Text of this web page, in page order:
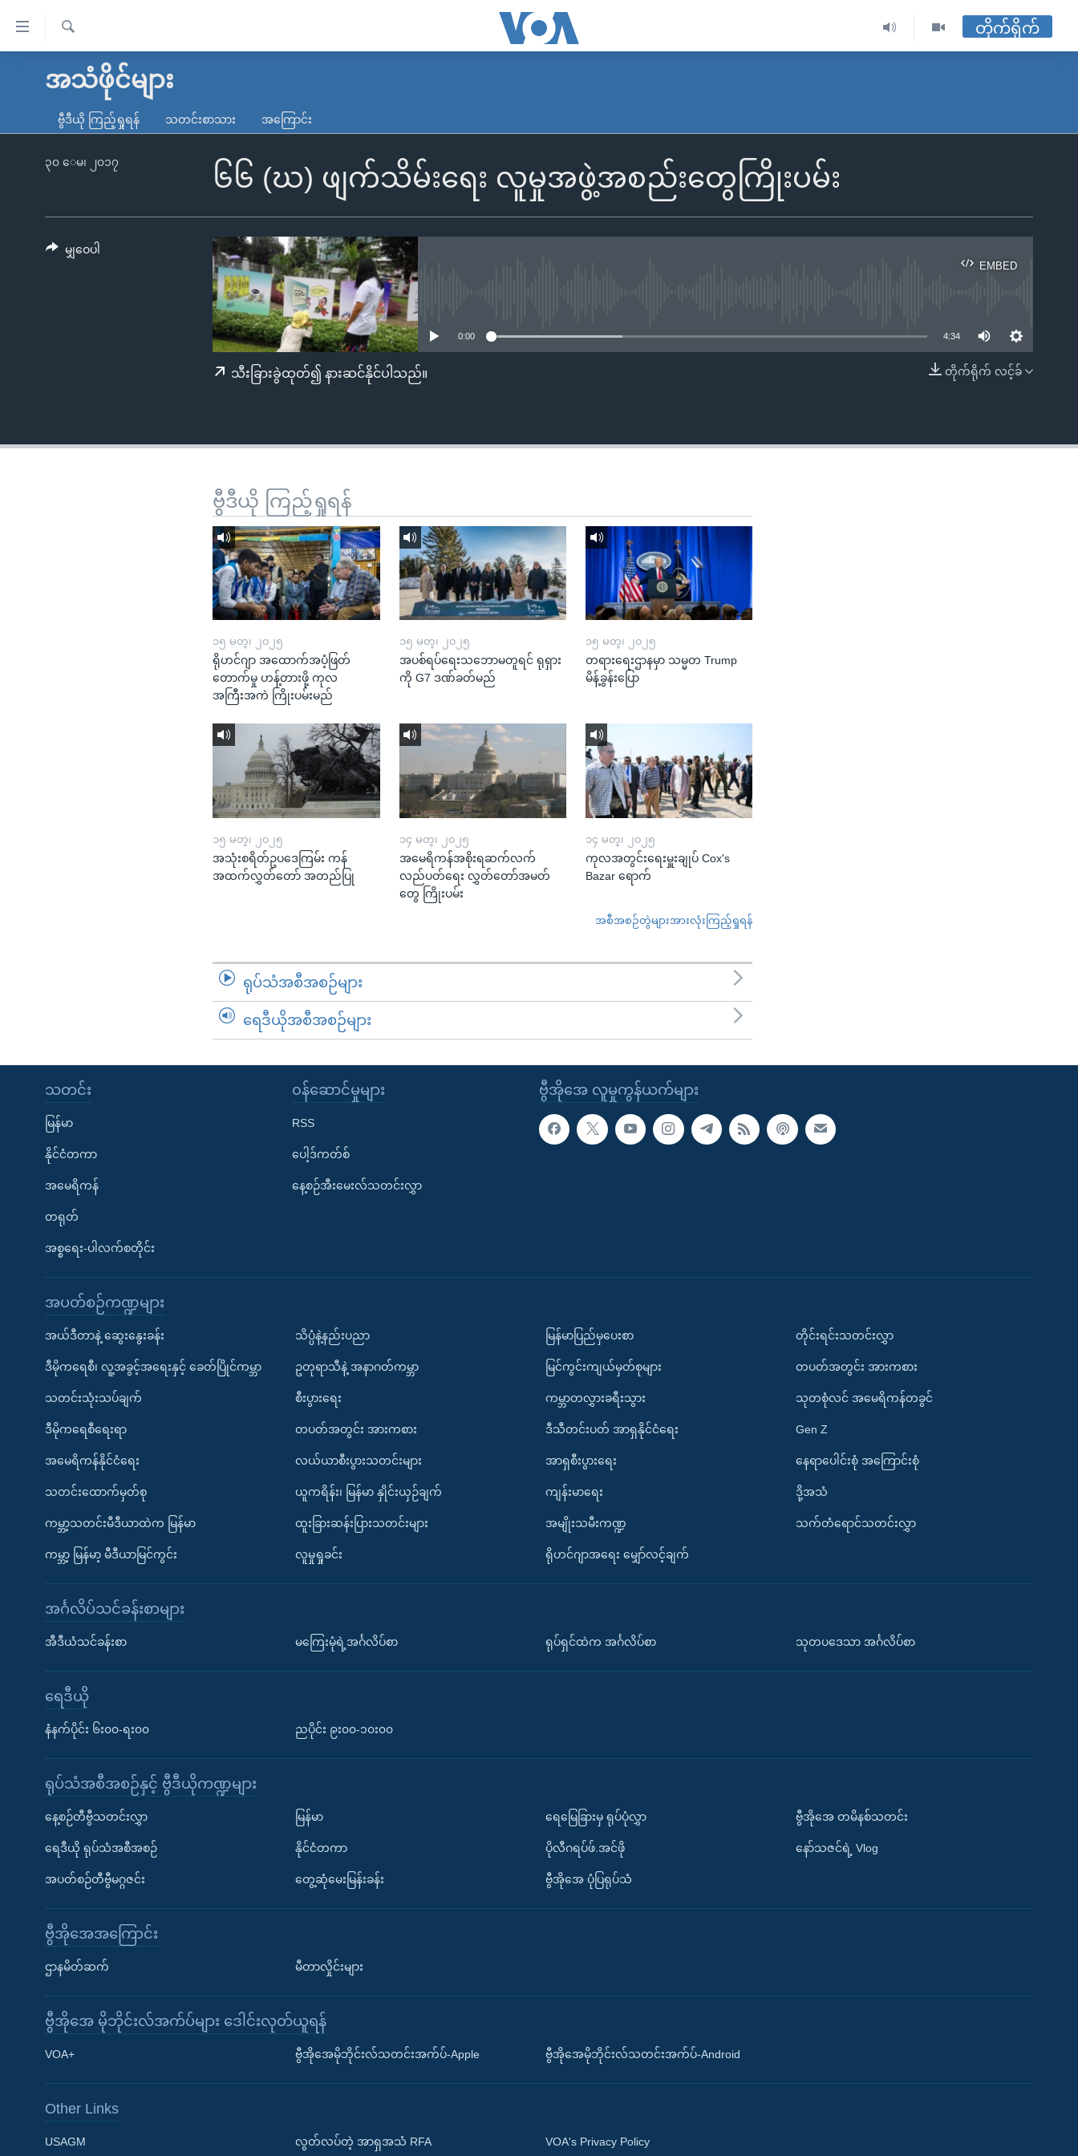
လွယ်ကူ
သည့်
ကျော်
မူလစာမျက်နှာ
ကမ္ဘာ့သတင်းများ
နိုင်ငံတကာ
တရုတ်
အစ္စရေး-ပါလက်စတိုင်း
ရပ်ဝန်းတခု လမ်းတခု အလွန်
အင်္ဂလိပ်စာလေ့လာမယ်
Learning English
ရ
တိုက်ရိုက်
အသံဖိုင်များ
ဗွီဒီယို ကြည့်ရှုရန် သတင်းစာသား အကြောင်း
၆၆ (ဃ) ဖျက်သိမ်းရေး လူမှုအဖွဲ့အစည်းတွေကြိုးပမ်း
၃၀ ေမ၊ ၂၀၁၇
EMBED
EMBED
0:00 4:34
တိုက်ရိုက် လင့်ခ်
သီးခြားခွဲထုတ်၍ နားဆင်နိုင်ပါသည်။
မျှဝေပါ
ဗွီဒီယို ကြည့်ရှုရန်
၁၅ မတ္၊ ၂၀၂၅
ရိုဟင်ဂျာ အထောက်အပံ့ဖြတ်
တောက်မှု ဟန့်တားဖို့ ကုလ
အကြီးအကဲ ကြိုးပမ်းမည်
၁၅ မတ္၊ ၂၀၂၅
အပစ်ရပ်ရေးသဘောမတူရင် ရုရှား
ကို G7 ဒဏ်ခတ်မည်
၁၅ မတ္၊ ၂၀၂၅
တရားရေးဌာနမှာ သမ္မတ Trump
မိန့်ခွန်းပြော
၁၅ မတ္၊ ၂၀၂၅
အသုံးစရိတ်ဥပဒေကြမ်း ကန်
အထက်လွှတ်တော် အတည်ပြု
၁၄ မတ္၊ ၂၀၂၅
အမေရိကန်အစိုးရဆက်လက်
လည်ပတ်ရေး လွှတ်တော်အမတ်
တွေ ကြိုးပမ်း
၁၄ မတ္၊ ၂၀၂၅
ကုလအတွင်းရေးမှူးချုပ် Cox's
Bazar ရောက်
အစီအစဉ်တွဲများအားလုံးကြည့်ရှုရန်
ရုပ်သံအစီအစဉ်များ
ရေဒီယိုအစီအစဉ်များ
ဗွီအိုအေ လူမှုကွန်ယက်များ
သတင်း
မြန်မာ
နိုင်ငံတကာ
အမေရိကန်
တရုတ်
အစ္စရေး-ပါလက်စတိုင်း
၀န်ဆောင်မှုများ
RSS
ပေါ့ဒ်ကတ်စ်
နေ့စဉ်အီးမေးလ်သတင်းလွှာ
အပတ်စဉ်ကဏ္ဍများ
အယ်ဒီတာနဲ့ ဆွေးနွေးခန်း
ဒီမိုကရေစီ၊ လူ့အခွင့်အရေးနှင့် ခေတ်ပြိုင်ကမ္ဘာ
သတင်းသုံးသပ်ချက်
ဒီမိုကရေစီရေးရာ
အမေရိကန်နိုင်ငံရေး
သတင်းထောက်မှတ်စု
ကမ္ဘာ့သတင်းမီဒီယာထဲက မြန်မာ
ကမ္ဘာ့ မြန်မာ့ မီဒီယာမြင်ကွင်း
သိပ္ပံနဲ့နည်းပညာ
ဥတုရာသီနဲ့ အနာဂတ်ကမ္ဘာ
စီးပွားရေး
တပတ်အတွင်း အားကစား
လယ်ယာစီးပွားသတင်းများ
ယူကရိန်း၊ မြန်မာ နှိုင်းယှဉ်ချက်
ထူးခြားဆန်းပြားသတင်းများ
လူမှုရှုခင်း
မြန်မာပြည်မှပေးစာ
မြင်ကွင်းကျယ်မှတ်စုများ
ကမ္ဘာတလွှားခရီးသွား
ဒီသီတင်းပတ် အာရှနိုင်ငံရေး
အာရှစီးပွားရေး
ကျန်းမာရေး
အမျိုးသမီးကဏ္ဍ
ရိုဟင်ဂျာအရေး မျှော်လင့်ချက်
တိုင်းရင်းသတင်းလွှာ
တပတ်အတွင်း အားကစား
သုတစုံလင် အမေရိကန်တခွင်
Gen Z
နေရာပေါင်းစုံ အကြောင်းစုံ
ဒို့အသံ
သက်တံရောင်သတင်းလွှာ
အင်္ဂလိပ်သင်ခန်းစာများ
အီဒီယံသင်ခန်းစာ မကြေးမုံရဲ့အင်္ဂလိပ်စာ ရုပ်ရှင်ထဲက အင်္ဂလိပ်စာ သုတပဒေသာ အင်္ဂလိပ်စာ
ရေဒီယို
နံနက်ပိုင်း ၆း၀၀-ရး၀၀ ညပိုင်း ၉း၀၀-၁၀း၀၀
ရုပ်သံအစီအစဉ်နှင့် ဗွီဒီယိုကဏ္ဍများ
နေ့စဉ်တီဗွီသတင်းလွှာ
ရေဒီယို ရုပ်သံအစီအစဉ်
အပတ်စဉ်တီဗွီမဂ္ဂဇင်း
မြန်မာ
နိုင်ငံတကာ
တွေ့ဆုံမေးမြန်းခန်း
ရေမြေခြားမှ ရုပ်ပုံလွှာ
ပိုလီဂရပ်ဖ်.အင်ဖို
ဗွီအိုအေ ပုံပြရုပ်သံ
ဗွီအိုအေ တမိနစ်သတင်း
နော်သဇင်ရဲ့ Vlog
ဗွီအိုအေအကြောင်း
ဌာနမိတ်ဆက် မီတာလှိုင်းများ
ဗွီအိုအေ မိုဘိုင်းလ်အက်ပ်များ ဒေါင်းလုတ်ယူရန်
VOA+ ဗွီအိုအေမိုဘိုင်းလ်သတင်းအက်ပ်-Apple ဗွီအိုအေမိုဘိုင်းလ်သတင်းအက်ပ်-Android
Other Links
USAGM လွတ်လပ်တဲ့ အာရှအသံ RFA VOA's Privacy Policy